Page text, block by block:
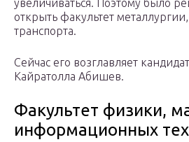
увеличиваться. Поэтому было
открыть факультет
транспорта.
Сейчас его возглавляет
Кайратолла Абишев.
Факультет физики,
информационных